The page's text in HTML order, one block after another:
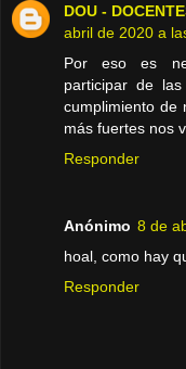
DOU -
abril de 2020 a
Por eso es
participar de
cumplimiento de
más fuertes nos
Responder
Anónimo 8 de
hoal, como hay
Responder